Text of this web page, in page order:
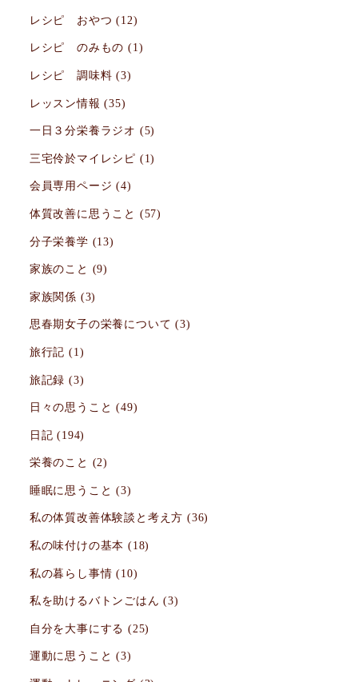
レシピ おやつ (12)
レシピ のみもの (1)
レシピ 調味料 (3)
レッスン情報 (35)
一日３分栄養ラジオ (5)
三宅伶於マイレシピ (1)
会員専用ページ (4)
体質改善に思うこと (57)
分子栄養学 (13)
家族のこと (9)
家族関係 (3)
思春期女子の栄養について (3)
旅行記 (1)
旅記録 (3)
日々の思うこと (49)
日記 (194)
栄養のこと (2)
睡眠に思うこと (3)
私の体質改善体験談と考え方 (36)
私の味付けの基本 (18)
私の暮らし事情 (10)
私を助けるバトンごはん (3)
自分を大事にする (25)
運動に思うこと (3)